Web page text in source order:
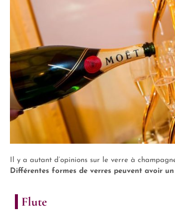
Il y a autant d’opinions sur le verre à
Différentes formes de verres peuvent avoir
Flute